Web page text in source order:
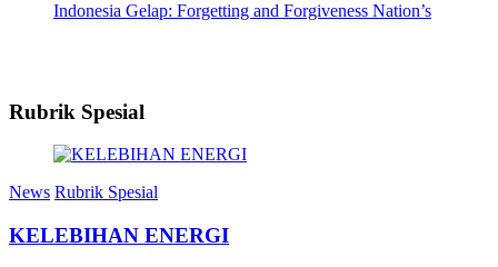
Indonesia Gelap: Forgetting and Forgiveness Nation’s
Rubrik Spesial
News Rubrik Spesial
KELEBIHAN ENERGI